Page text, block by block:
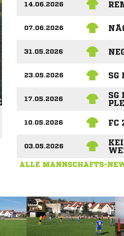
14.06.2026
07.06.2026
31.05.2026
23.05.2026 SG
17.05.2026
SG
10.05.2026 FC
03.05.2026
ALLE MANNSCHAFTS-